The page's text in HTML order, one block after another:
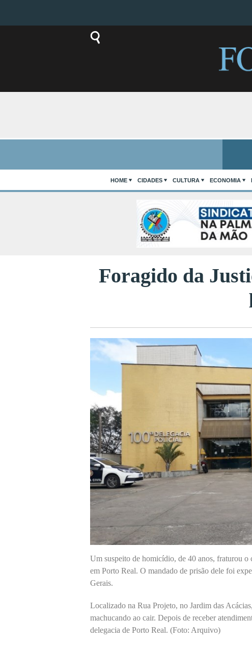
HOME CIDADES CULTURA ECONOMIA
Foragido da
Um suspeito de homicídio, de 40 anos, fraturou
em Porto Real. O mandado de prisão dele foi
Gerais.
Localizado na Rua Projeto, no Jardim das
machucando ao cair. Depois de receber
delegacia de Porto Real. (Foto: Arquivo)